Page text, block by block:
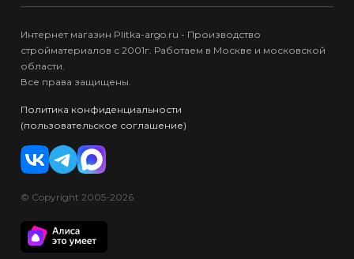
Интернет магазин Plitka-argo.ru - Производство
стройматериалов с 2001г. Работаем в Москве и московской
области.
Все права защищены.
Политика конфиденциальности
(пользовательское соглашение)
© Copyright 2005-2026